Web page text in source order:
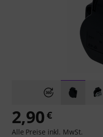
2,90€
Alle Preise inkl. MwSt.